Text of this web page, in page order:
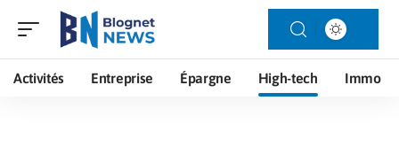
Activités Entreprise Épargne High-tech Immo